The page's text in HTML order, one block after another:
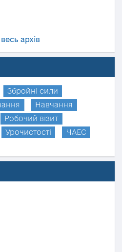
архів
Збройні сили
Навчання
Робочий візит
Урочистості
ЧАЕС